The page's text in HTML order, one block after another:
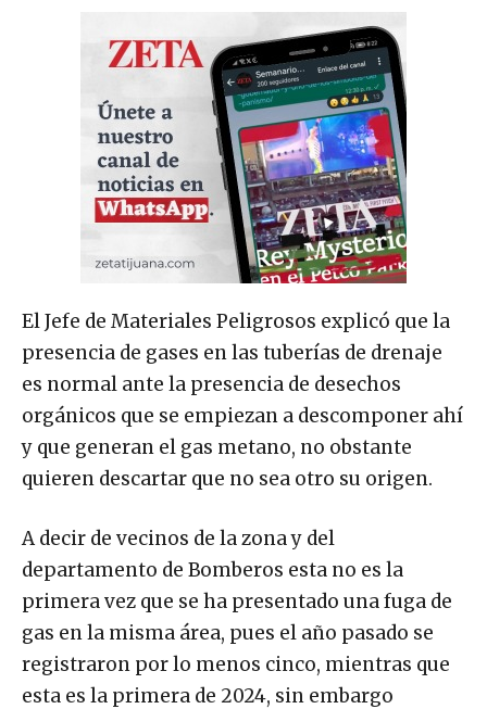
El Jefe de Materiales Peligrosos explicó que la
presencia de gases en las tuberías de drenaje
es normal ante la presencia de desechos
orgánicos que se empiezan a descomponer ahí
y que generan el gas metano, no obstante
quieren descartar que no sea otro su origen.
A decir de vecinos de la zona y del
departamento de Bomberos esta no es la
primera vez que se ha presentado una fuga de
gas en la misma área, pues el año pasado se
registraron por lo menos cinco, mientras que
esta es la primera de 2024, sin embargo